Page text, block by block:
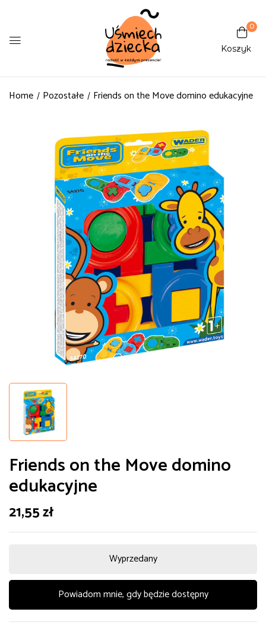
0
Koszyk
Home Pozostałe Friends on the Move domino edukacyjne
Friends on the Move domino
edukacyjne
21,55zł
Wyprzedany
Powiadom mnie, gdy będzie dostępny